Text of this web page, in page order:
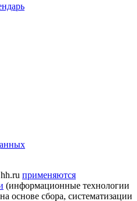
применяются
(информационные технологии
основе сбора, систематизации